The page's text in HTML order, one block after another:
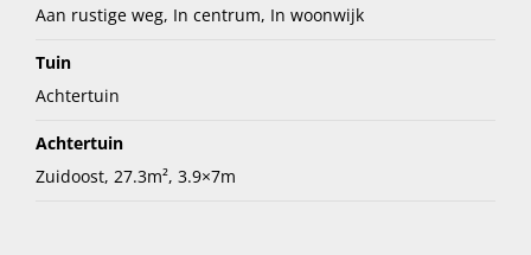
Aan rustige weg, In centrum, In woonwijk
Tuin
Achtertuin
Achtertuin
Zuidoost, 27.3m², 3.9×7m